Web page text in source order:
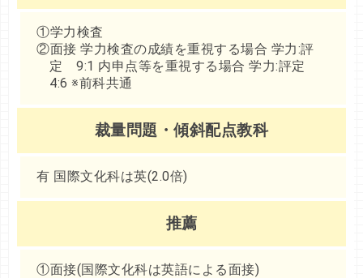
①学力検査
②面接 学力検査の成績を重視する場合 学力:評
定 9:1 内申点等を重視する場合 学力:評定
4:6 ※前科共通
裁量問題・傾斜配点教科
有 国際文化科は英(2.0倍)
推薦
①面接(国際文化科は英語による面接)